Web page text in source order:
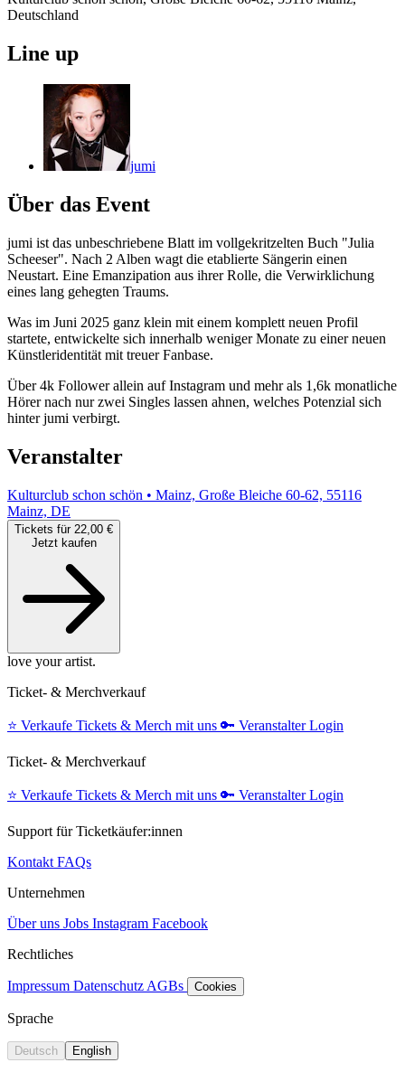
Deutschland
Line up
jumi
Über das Event
jumi ist das unbeschriebene Blatt im vollgekritzelten Buch "Julia
Scheeser". Nach 2 Alben wagt die etablierte Sängerin einen
Neustart. Eine Emanzipation aus ihrer Rolle, die Verwirklichung
eines lang gehegten Traums.
Was im Juni 2025 ganz klein mit einem komplett neuen Profil
startete, entwickelte sich innerhalb weniger Monate zu einer neuen
Künstleridentität mit treuer Fanbase.
Über 4k Follower allein auf Instagram und mehr als 1,6k monatliche
Hörer nach nur zwei Singles lassen ahnen, welches Potenzial sich
hinter jumi verbirgt.
Veranstalter
Kulturclub schon schön • Mainz, Große Bleiche 60-62, 55116
Mainz, DE
Tickets für 22,00 €
Jetzt kaufen
love your artist.
Ticket- & Merchverkauf
⭐️ Verkaufe Tickets & Merch mit uns 🔑 Veranstalter Login
Ticket- & Merchverkauf
⭐️ Verkaufe Tickets & Merch mit uns 🔑 Veranstalter Login
Support für Ticketkäufer:innen
Kontakt FAQs
Unternehmen
Über uns Jobs Instagram Facebook
Rechtliches
Impressum Datenschutz AGBs Cookies
Sprache
Deutsch English